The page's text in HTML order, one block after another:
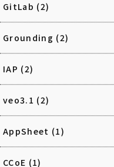
GitLab (2)
Grounding (2)
IAP (2)
veo3.1 (2)
AppSheet (1)
CCoE (1)